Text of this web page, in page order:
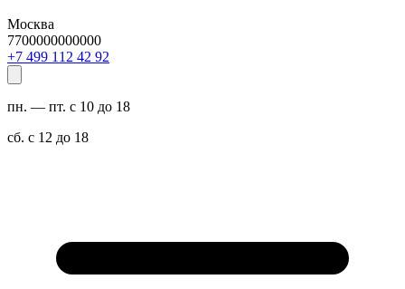
Москва
7700000000000
29 24 211 994 7+
пн. — пт. с 10 до 18
сб. с 12 до 18